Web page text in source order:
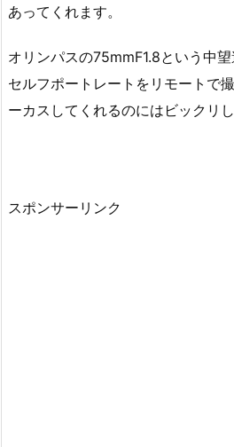
あってくれます。
オリンパスの75mmF1.8という中
セルフポートレートをリモートで
ーカスしてくれるのにはビックリし
スポンサーリンク